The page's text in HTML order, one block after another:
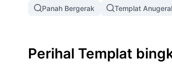
Panah Bergerak Templat
Perihal Templat